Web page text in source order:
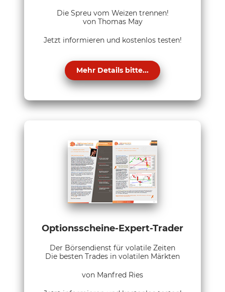
Die Spreu vom Weizen trennen!
von Thomas May
Jetzt informieren und kostenlos testen!
Mehr Details bitte...
Optionsscheine-Expert-Trader
Der Börsendienst für volatile Zeiten
Die besten Trades in volatilen Märkten
von Manfred Ries